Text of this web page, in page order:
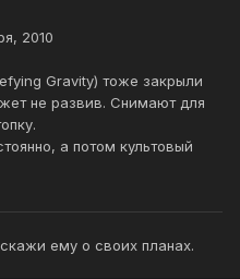
2010
Gravity) тоже закрыли
не развив. Снимают для
а потом культовый
ему о своих планах.